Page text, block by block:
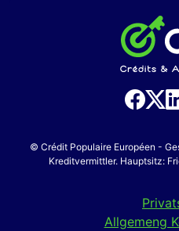
© Crédit Populaire Européen -
Kreditvermittler. Hauptsitz:
Allgemeng